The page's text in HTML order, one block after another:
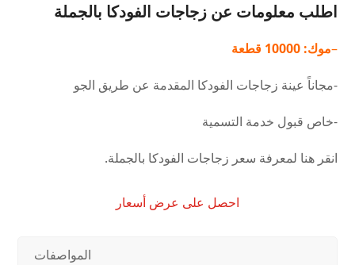
اطلب معلومات عن زجاجات الفودكا بالجملة
–موك: 10000 قطعة
-مجاناً عينة زجاجات الفودكا المقدمة عن طريق الجو
-خاص قبول خدمة التسمية
انقر هنا لمعرفة سعر زجاجات الفودكا بالجملة.
احصل على عرض أسعار
المواصفات